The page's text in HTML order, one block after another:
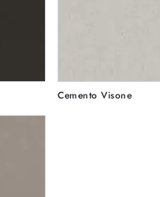
Cemento Visone